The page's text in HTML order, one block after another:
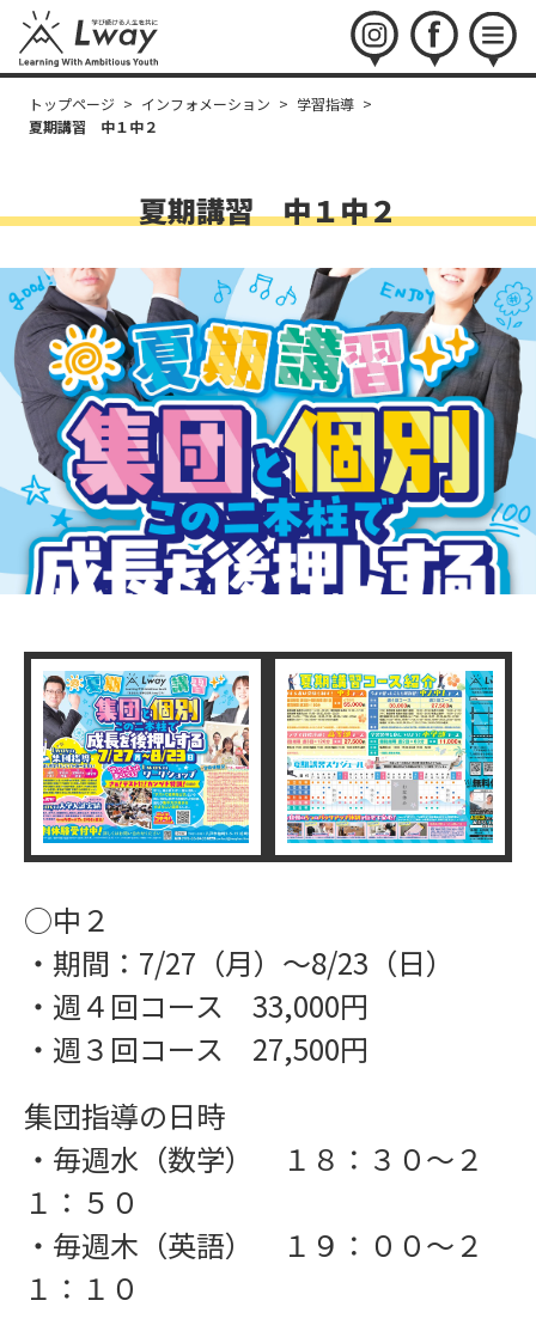
instagramfacebookmenu
トップページ > インフォメーション > 学習指導 >
夏期講習 中１中２
夏期講習 中１中２
○中２
・期間：7/27（月）〜8/23（日）
・週４回コース 33,000円
・週３回コース 27,500円
集団指導の日時
・毎週水（数学） １８：３０〜２
１：５０
・毎週木（英語） １９：００〜２
１：１０